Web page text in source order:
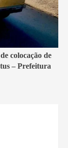
colocação de
– Prefeitura